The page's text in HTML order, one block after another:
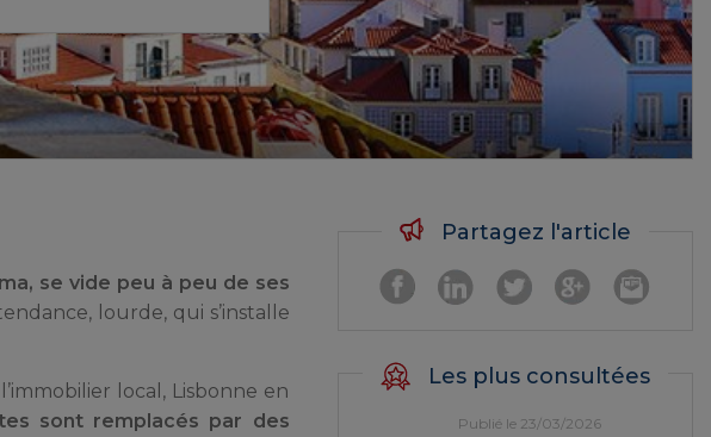
se vide peu à peu de ses
lourde, qui s’installe
local, Lisbonne en
sont remplacés par des
Partagez l'article
Les plus consultées
Publié le 23/03/2026